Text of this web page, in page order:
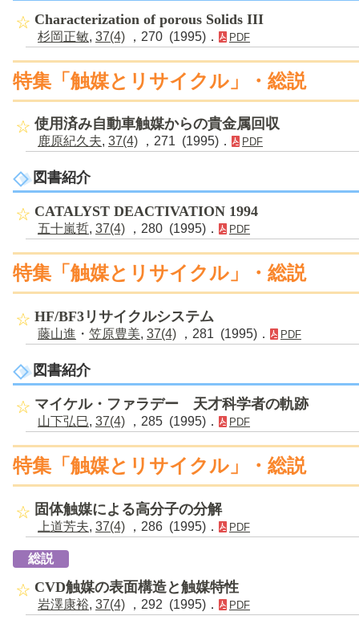
Characterization of porous Solids III
杉岡正敏, 37(4) ，270 (1995)． PDF
特集「触媒とリサイクル」・総説
使用済み自動車触媒からの貴金属回収
鹿原紀久夫, 37(4) ，271 (1995)． PDF
図書紹介
CATALYST DEACTIVATION 1994
五十嵐哲, 37(4) ，280 (1995)． PDF
特集「触媒とリサイクル」・総説
HF/BF3リサイクルシステム
藤山進 ・ 笠原豊美, 37(4) ，281 (1995)． PDF
図書紹介
マイケル・ファラデー 天才科学者の軌跡
山下弘巳, 37(4) ，285 (1995)． PDF
特集「触媒とリサイクル」・総説
固体触媒による高分子の分解
上道芳夫, 37(4) ，286 (1995)． PDF
総説
CVD触媒の表面構造と触媒特性
岩澤康裕, 37(4) ，292 (1995)． PDF